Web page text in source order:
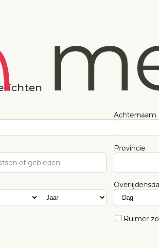
Achternaam
of gebieden
Provincie
Ruimer